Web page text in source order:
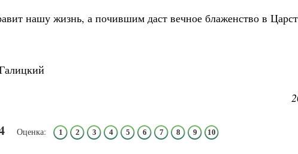
нашу жизнь, а почившим даст вечное блаженство в
Оценка: 1 2 3 4 5 6 7 8 9 10